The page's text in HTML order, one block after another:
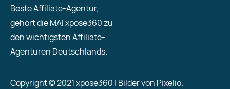
Beste Affiliate-Agentur,
gehört die MAI xpose360 zu
den wichtigsten Affiliate-
Agenturen Deutschlands.
Copyright © 2021 xpose360 | Bilder von Pixelio.